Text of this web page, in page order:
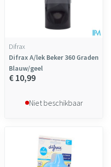
Difrax
Difrax A/lek Beker 360 Graden
Blauw/geel
€ 10,99
Niet beschikbaar